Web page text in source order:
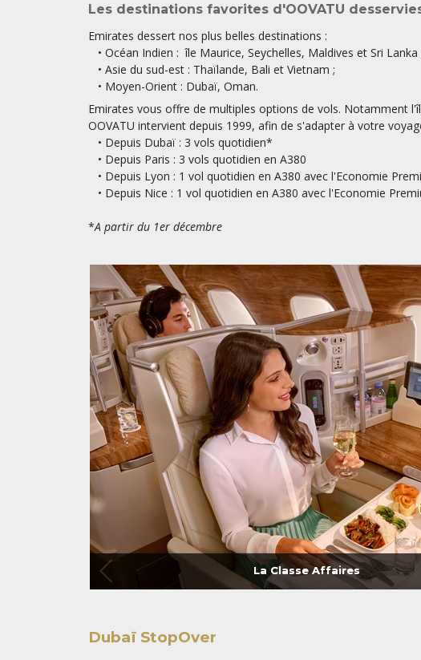
Les destinations favorites d'OOVATU
Emirates dessert nos plus belles destinations :
• Océan Indien : île Maurice, Seychelles, Maldives et Sri Lanka
• Asie du sud-est : Thaïlande, Bali et Vietnam ;
• Moyen-Orient : Dubaï, Oman.
Emirates vous offre de multiples options de vols. Notamment
OOVATU intervient depuis 1999, afin de s'adapter à votre
• Depuis Dubaï : 3 vols quotidien*
• Depuis Paris : 3 vols quotidien en A380
• Depuis Lyon : 1 vol quotidien en A380 avec l'Economie
• Depuis Nice : 1 vol quotidien en A380 avec l'Economie
*A partir du 1er décembre
La Classe Affaires
Dubaï StopOver